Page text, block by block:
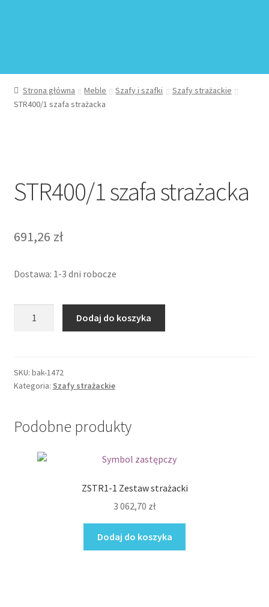
Sklep
Strona główna Meble Szafy i szafki
Szafy strażackie
STR400/1 szafa strażacka
STR400/1 szafa strażacka
691,26 zł
Dostawa: 1-3 dni robocze
Dodaj do koszyka
SKU: bak-1472
Kategoria: Szafy strażackie
Podobne produkty
ZSTR1-1 Zestaw strażacki
3 062,70 zł
Dodaj do koszyka